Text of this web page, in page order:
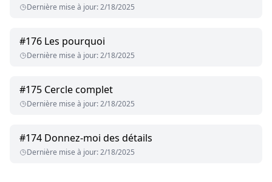
Dernière mise à jour:2/18/2025
#176 Les pourquoi
Dernière mise à jour:2/18/2025
#175 Cercle complet
Dernière mise à jour:2/18/2025
#174 Donnez-moi des détails
Dernière mise à jour:2/18/2025